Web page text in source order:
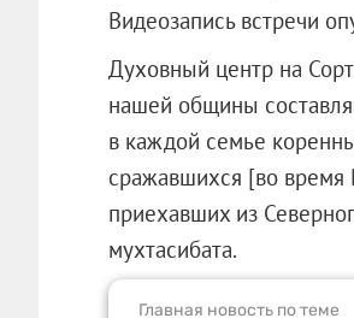
Видеозапись встречи
Духовный центр на
нашей общины
в каждой семье
сражавшихся [во время
приехавших из
мухтасибата.
Главная новость по теме